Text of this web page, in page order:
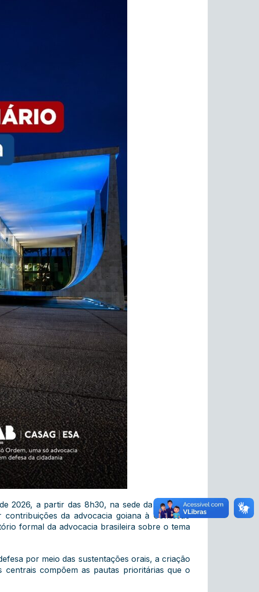
2026, a partir das 8h30, na sede da entidade,
da advocacia goiana à Comissão
formal da advocacia brasileira sobre o tema
por meio das sustentações orais, a criação
centrais compõem as pautas prioritárias que o